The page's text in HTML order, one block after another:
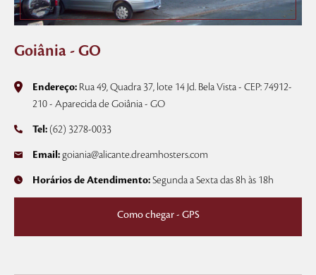
Goiânia - GO
Endereço: Rua 49, Quadra 37, lote 14 Jd. Bela Vista - CEP: 74912-
210 - Aparecida de Goiânia - GO
Tel: (62) 3278-0033
Email:goiania@alicante.dreamhosters.com
Horários de Atendimento:Segunda a Sexta das 8h às 18h
Como chegar - GPS